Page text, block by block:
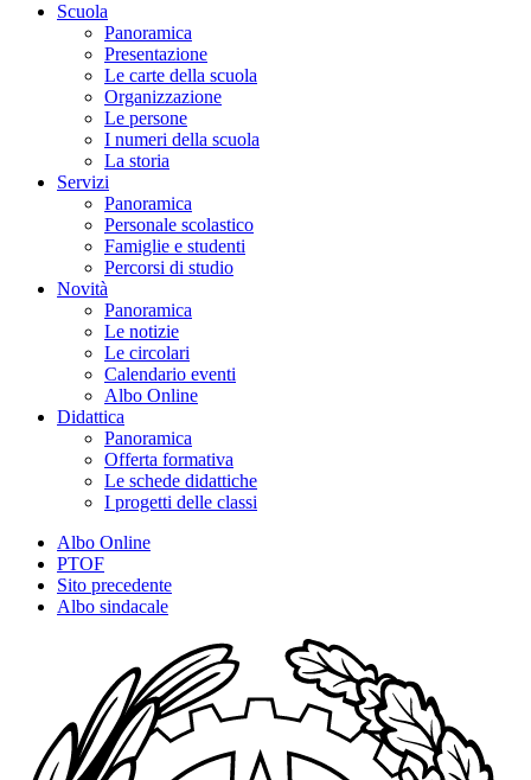
Scuola
Panoramica
Presentazione
Le carte della scuola
Organizzazione
Le persone
I numeri della scuola
La storia
Servizi
Panoramica
Personale scolastico
Famiglie e studenti
Percorsi di studio
Novità
Panoramica
Le notizie
Le circolari
Calendario eventi
Albo Online
Didattica
Panoramica
Offerta formativa
Le schede didattiche
I progetti delle classi
Albo Online
PTOF
Sito precedente
Albo sindacale